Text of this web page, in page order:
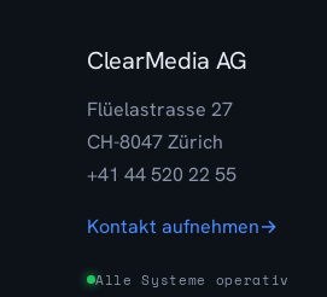
ClearMedia AG
Flüelastrasse 27
CH-8047 Zürich
+41 44 520 22 55
Kontakt aufnehmen→
Alle Systeme operativ